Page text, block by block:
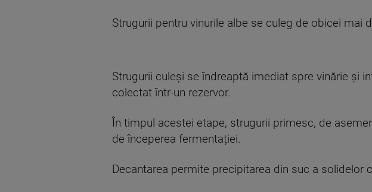
Strugurii pentru vinurile albe se culeg de obicei mai
Strugurii culeși se îndreaptă imediat spre vinărie și
colectat într-un rezervor.
În timpul acestei etape, strugurii primesc, de
de începerea fermentației.
Decantarea permite precipitarea din suc a solidelor